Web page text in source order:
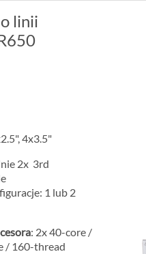
linii
4x3.5"
2x 3rd
1 lub 2
: 2x 40-core /
/ 160-thread